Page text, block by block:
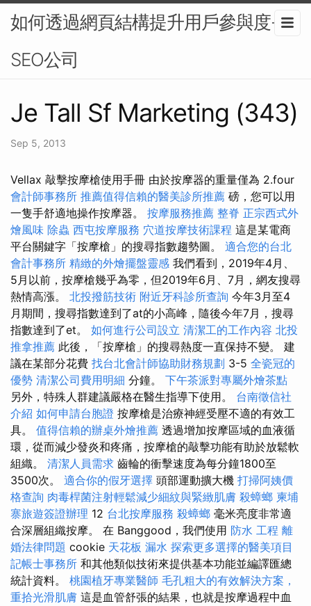
如何透過網頁結構提升用戶參與度-
SEO公司
Je Tall Sf Marketing (343)
Sep 5, 2013
Vellax 敲擊按摩槍使用手冊 由於按摩器的重量僅為 2.four
會計師事務所 推薦值得信賴的醫美診所推薦 磅，您可以用
一隻手舒適地操作按摩器。 按摩服務推薦 整脊 正宗西式外
燴風味 除蟲 西屯按摩服務 穴道按摩技術課程 這是某電商
平台關鍵字「按摩槍」的搜尋指數趨勢圖。 適合您的台北
會計事務所 精緻的外燴擺盤靈感 我們看到，2019年4月、
5月以前，按摩槍幾乎為零，但2019年6月、7月，網友搜尋
熱情高漲。 北投撥筋技術 附近牙科診所查詢 今年3月至4
月期間，搜尋指數達到了at的小高峰，隨後今年7月，搜尋
指數達到了et。 如何進行公司設立 清潔工的工作內容 北投
推拿推薦 此後，「按摩槍」的搜尋熱度一直保持不變。 建
議在某部分花費 找台北會計師協助財務規劃 3-5 全瓷冠的
優勢 清潔公司費用明細 分鐘。 下午茶派對專屬外燴茶點
另外，特殊人群建議嚴格在醫生指導下使用。 台南徵信社
介紹 如何申請台胞證 按摩槍是治療神經受壓不適的有效工
具。 值得信賴的辦桌外燴推薦 透過增加按摩區域的血液循
環，從而減少發炎和疼痛，按摩槍的敲擊功能有助於放鬆軟
組織。 清潔人員需求 齒輪的衝擊速度為每分鐘1800至
3500次。 適合你的假牙選擇 頭部運動擴大機 打掃阿姨價
格查詢 肉毒桿菌注射輕鬆減少細紋與緊緻肌膚 殺蟑螂 柬埔
寨旅遊簽證辦理 12 台北按摩服務 殺蟑螂 毫米亮度非常適
合深層組織按摩。 在 Banggood，我們使用 防水 工程 離
婚法律問題 cookie 天花板 漏水 探索更多選擇的醫美項目
記帳士事務所 和其他類似技術來提供基本功能並編譯匯總
統計資料。 桃園植牙專業醫師 毛孔粗大的有效解決方案，
重拾光滑肌膚 這是血管舒張的結果，也就是按摩過程中血